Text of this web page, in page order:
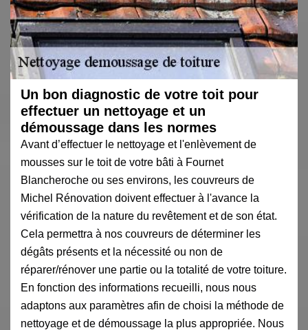
Un bon diagnostic de votre toit pour
effectuer un nettoyage et un
démoussage dans les normes
Avant d’effectuer le nettoyage et l'enlèvement de
mousses sur le toit de votre bâti à Fournet
Blancheroche ou ses environs, les couvreurs de
Michel Rénovation doivent effectuer à l'avance la
vérification de la nature du revêtement et de son état.
Cela permettra à nos couvreurs de déterminer les
dégâts présents et la nécessité ou non de
réparer/rénover une partie ou la totalité de votre toiture.
En fonction des informations recueilli, nous nous
adaptons aux paramètres afin de choisi la méthode de
nettoyage et de démoussage la plus appropriée. Nous